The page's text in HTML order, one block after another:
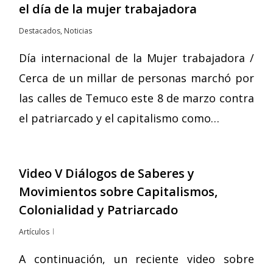
el día de la mujer trabajadora
Destacados, Noticias
Día internacional de la Mujer trabajadora /
Cerca de un millar de personas marchó por
las calles de Temuco este 8 de marzo contra
el patriarcado y el capitalismo como…
Video V Diálogos de Saberes y
Movimientos sobre Capitalismos,
Colonialidad y Patriarcado
Artículos
A continuación, un reciente video sobre